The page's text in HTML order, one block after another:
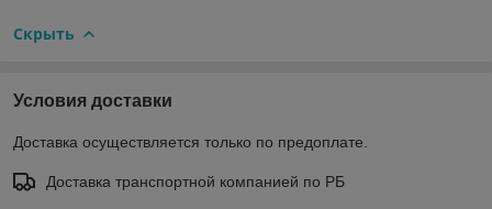
Скрыть
Условия доставки
Доставка осуществляется только по предоплате.
Доставка транспортной компанией по РБ